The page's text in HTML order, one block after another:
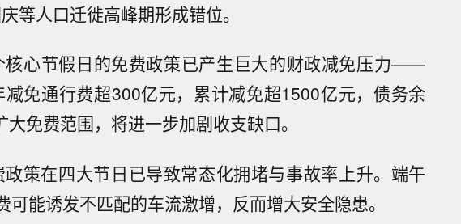
等人口迁徙高峰期形成错位。
核心节假日的免费政策已产生巨大的财政减免压力——
免通行费超300亿元，累计减免超1500亿元，债务余
免费范围，将进一步加剧收支缺口。
策在四大节日已导致常态化拥堵与事故率上升。端午
可能诱发不匹配的车流激增，反而增大安全隐患。